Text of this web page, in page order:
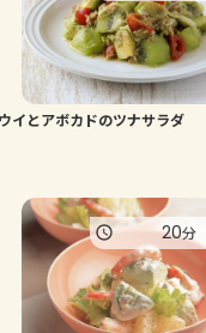
イとアボカドのツナサラダ
20分